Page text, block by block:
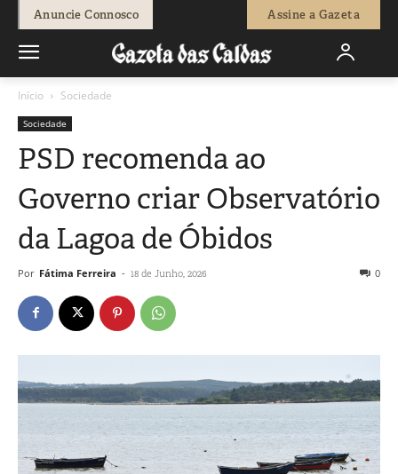
Anuncie Connosco Assine a Gazeta
Início Sociedade
Sociedade
PSD recomenda ao
Governo criar Observatório
da Lagoa de Óbidos
Por Fátima Ferreira - 18 de Junho, 2026 0